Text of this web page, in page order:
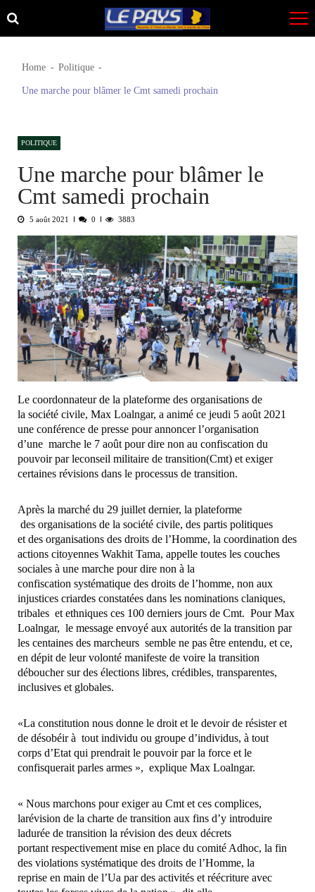
Skip
to
Skip
to
Home Politique
Une marche pour blâmer le Cmt samedi prochain
POLITIQUE
Une marche pour blâmer le
Cmt samedi prochain
5 août 2021 0 3883
Le coordonnateur de la plateforme des organisations de
la société civile, Max Loalngar, a animé ce jeudi 5 août 2021
une conférence de presse pour annoncer l’organisation
d’une marche le 7 août pour dire non au confiscation du
pouvoir par leconseil militaire de transition(Cmt) et exiger
certaines révisions dans le processus de transition.
Après la marché du 29 juillet dernier, la plateforme
des organisations de la société civile, des partis politiques
etdes organisations des droits de l’Homme, la coordination des
actions citoyennes Wakhit Tama, appelle toutes les couches
sociales à une marche pour dire non à la
confiscation systématique des droits de l’homme, non aux
injustices criardes constatées dans les nominations claniques,
tribales et ethniques ces 100 derniers jours de Cmt. Pour Max
Loalngar, le message envoyé aux autorités de la transition par
les centaines des marcheurs semble ne pas être entendu, et ce,
en dépit de leur volonté manifeste de voire la transition
déboucher surdes élections libres, crédibles, transparentes,
inclusives et globales.
«La constitution nous donne le droit et le devoir de résister et
de désobéir à tout individu ou groupe d’individus, à tout
corps d’Etat qui prendrait le pouvoir par la force et le
confisquerait parles armes », explique Max Loalngar.
« Nous marchons pour exiger au Cmt et ces complices,
larévision de la charte de transition aux fins d’y introduire
ladurée de transition la révision des deux décrets
portantrespectivement mise en place du comitéAdhoc, la fin
des violations systématique des droits de l’Homme, la
reprise en main de l’Ua par des activités et réécriture avec